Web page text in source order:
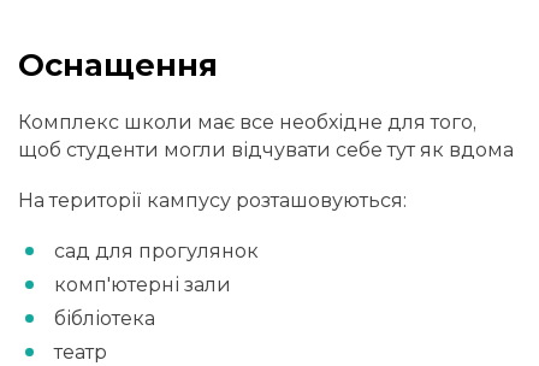
Оснащення
Комплекс школи має все необхідне для того,
щоб студенти могли відчувати себе тут як вдома
На території кампусу розташовуються:
сад для прогулянок
комп'ютерні зали
бібліотека
театр